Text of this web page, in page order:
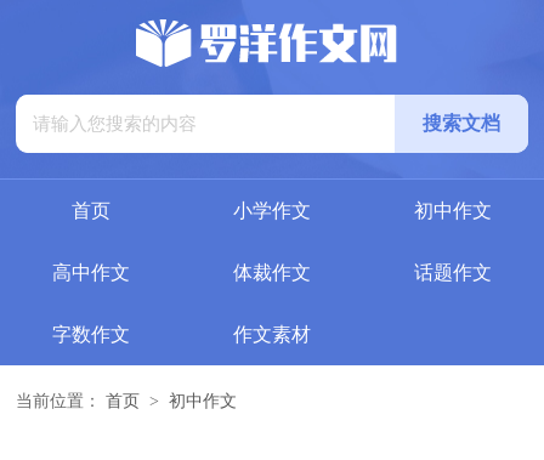
首页 小学作文 初中作文
高中作文 体裁作文 话题作文
字数作文 作文素材
当前位置： 首页 > 初中作文